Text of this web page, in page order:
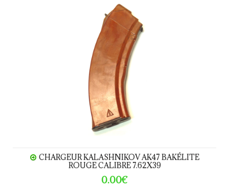
CHARGEUR KALASHNIKOV AK47 BAKÉLITE
ROUGE CALIBRE 7.62X39
0.00€